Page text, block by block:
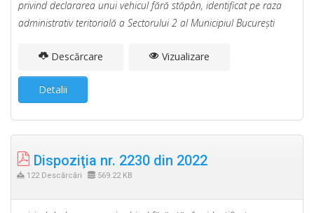
privind declararea unui vehicul fără stăpân, identificat pe raza
administrativ teritorială a Sectorului 2 al Municipiul Bucureşti
Descărcare Vizualizare
Detalii
Dispoziţia nr. 2230 din 2022
122 Descărcări 569.22 KB